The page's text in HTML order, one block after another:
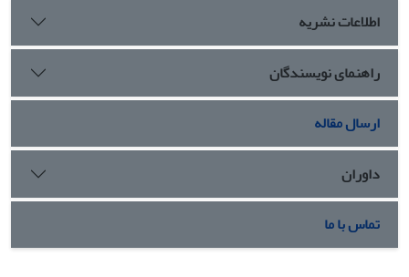
اطلاعات نشریه
راهنمای نویسندگان
ارسال مقاله
داوران
تماس با ما